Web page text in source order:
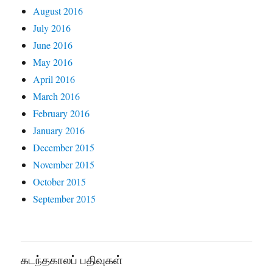
August 2016
July 2016
June 2016
May 2016
April 2016
March 2016
February 2016
January 2016
December 2015
November 2015
October 2015
September 2015
கடந்தகாலப் பதிவுகள்